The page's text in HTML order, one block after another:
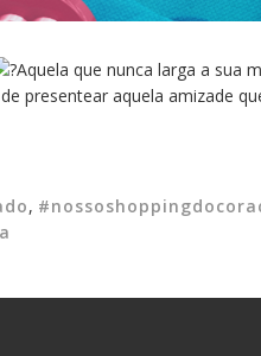
Aquela que nunca larga a sua
presentear aquela amizade
,